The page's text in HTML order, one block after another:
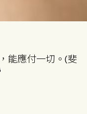
能應付一切。(斐